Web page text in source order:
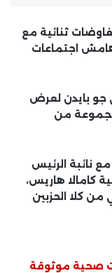
ثنائية مع
اجتماعات
جو بايدن لعرض
مجموعة من
نائبة الرئيس
كامالا هاريس،
من كلا الحزبين
صحية موثوقة